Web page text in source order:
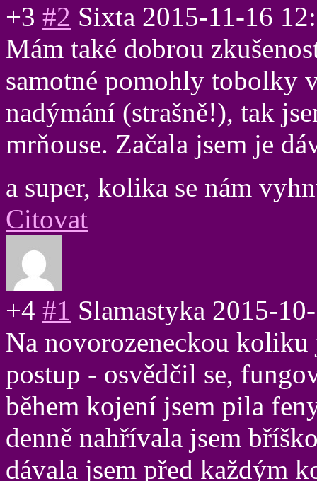
+3 #2 Sixta 2015-11-16
Mám také dobrou
samotné pomohly tobolky
nadýmání (strašně!), tak
mrňouse. Začala jsem je
a super, kolika se nám
Citovat
+4 #1 Slamastyka 2015-
Na novorozeneckou
postup - osvědčil se,
během kojení jsem pila
denně nahřívala jsem
dávala jsem před každým